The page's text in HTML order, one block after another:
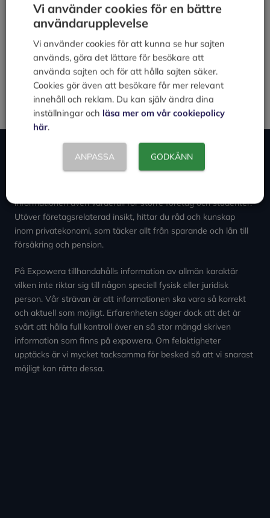
Spara mitt namn, min e-postadress och webbplats i
denna webbläsare till nästa gång jag skriver en
kommentar.
Om Expowera
Expowera.se erbjuder omfattande kunskapsstöd för mindre
informationen även värdefull för större företag och studenter.
Utöver företagsrelaterad insikt, hittar du råd och kunskap
inom privatekonomi, som täcker allt från sparande och lån till
försäkring och pension.
På Expowera tillhandahålls information av allmän karaktär
vilken inte riktar sig till någon speciell fysisk eller juridisk
person. Vår strävan är att informationen ska vara så korrekt
och aktuell som möjligt. Erfarenheten säger dock att det är
svårt att hålla full kontroll över en så stor mängd skriven
information som finns på expowera. Om felaktigheter
upptäcks är vi mycket tacksamma för besked så att vi snarast
möjligt kan rätta dessa.
Vi använder cookies för en bättre
användarupplevelse
Vi använder cookies för att kunna se hur sajten
används, göra det lättare för besökare att
använda sajten och för att hålla sajten säker.
Cookies gör även att besökare får mer relevant
innehåll och reklam. Du kan själv ändra dina
inställningar och läsa mer om vår cookiepolicy
här.
ANPASSA GODKÄNN